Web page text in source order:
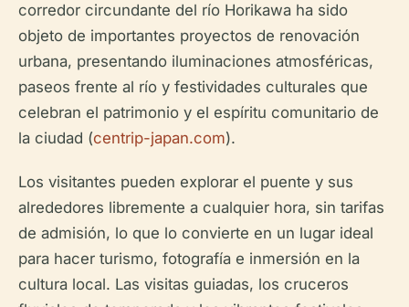
corredor circundante del río Horikawa ha sido
objeto de importantes proyectos de renovación
urbana, presentando iluminaciones atmosféricas,
paseos frente al río y festividades culturales que
celebran el patrimonio y el espíritu comunitario de
la ciudad (centrip-japan.com).
Los visitantes pueden explorar el puente y sus
alrededores libremente a cualquier hora, sin tarifas
de admisión, lo que lo convierte en un lugar ideal
para hacer turismo, fotografía e inmersión en la
cultura local. Las visitas guiadas, los cruceros